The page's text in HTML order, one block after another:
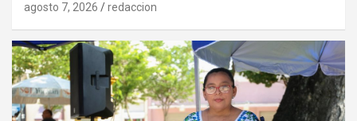
agosto 7, 2026 redaccion